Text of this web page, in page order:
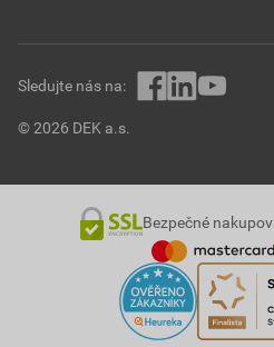
© 2026 DEK a.s.
Sledujte nás na:
Bezpečné